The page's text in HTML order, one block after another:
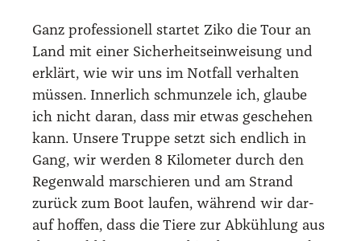
Ganz pro­fes­sio­nell star­tet Ziko die Tour an
Land mit einer Sicher­heits­ein­wei­sung und
erklärt, wie wir uns im Not­fall ver­hal­ten
müs­sen. Inner­lich schmun­ze­le ich, glau­be
ich nicht dar­an, dass mir etwas gesche­hen
kann. Unse­re Trup­pe setzt sich end­lich in
Gang, wir wer­den 8 Kilo­me­ter durch den
Regen­wald mar­schie­ren und am Strand
zurück zum Boot lau­fen, wäh­rend wir dar­
auf hof­fen, dass die Tie­re zur Abküh­lung aus